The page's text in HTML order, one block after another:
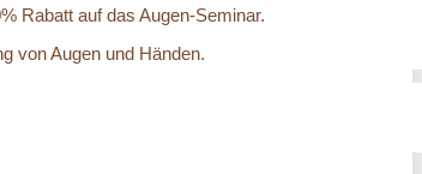
Rabatt auf das Augen-Seminar.
von Augen und Händen.